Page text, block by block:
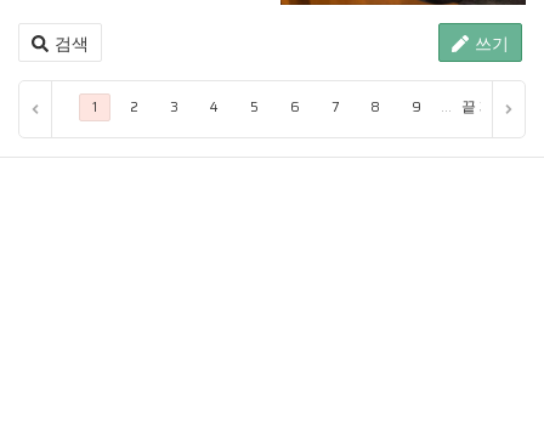
검색 쓰기
1 2 3 4 5 6 7 8 9 ... 끝 페이지